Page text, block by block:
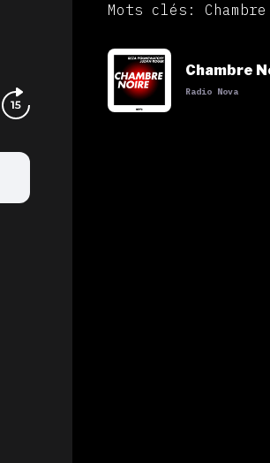
Mots clés:
Chambre
Radio Nova